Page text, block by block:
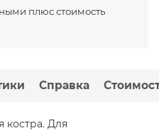
плюс стоимость
Справка
костра. Для